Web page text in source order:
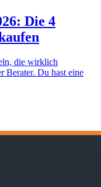
Die 4
die wirklich
Berater. Du hast eine